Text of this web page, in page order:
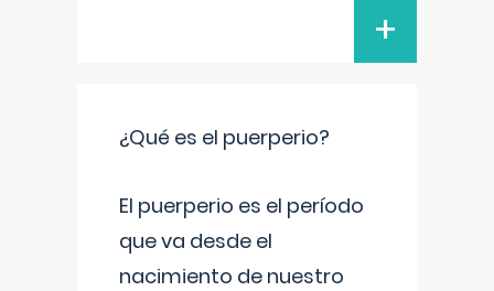
+
¿Qué es el puerperio?
El puerperio es el período
que va desde el
nacimiento de nuestro